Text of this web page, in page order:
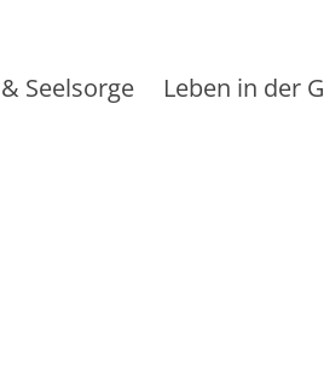
Seelsorge Leben in der